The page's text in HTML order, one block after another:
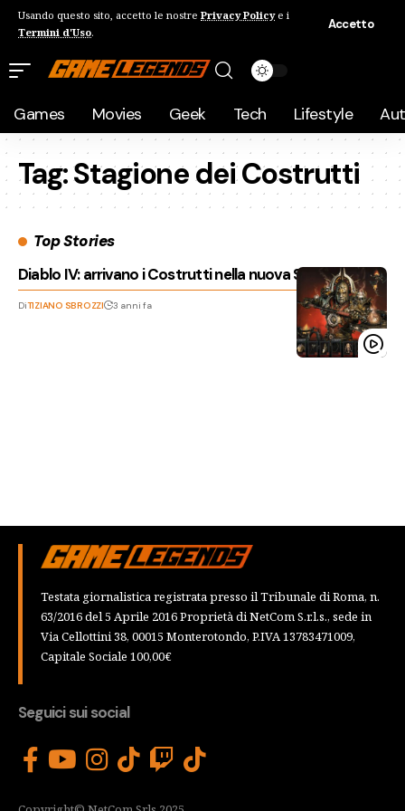
Usando questo sito, accetto le nostre Privacy Policye i
Termini d'Uso.
Accetto
Games Movies Geek Tech Lifestyle
Tag:Stagione dei Costrutti
Top Stories
Diablo IV: arrivano i Costrutti nella nuova Stagione
DiTIZIANO SBROZZI 3 anni fa
Testata giornalistica registrata presso il Tribunale di Roma, n.
63/2016 del 5 Aprile 2016 Proprietà di NetCom S.r.l.s., sede in
Via Cellottini 38, 00015 Monterotondo, P.IVA 13783471009,
Capitale Sociale 100,00€
Seguici sui social